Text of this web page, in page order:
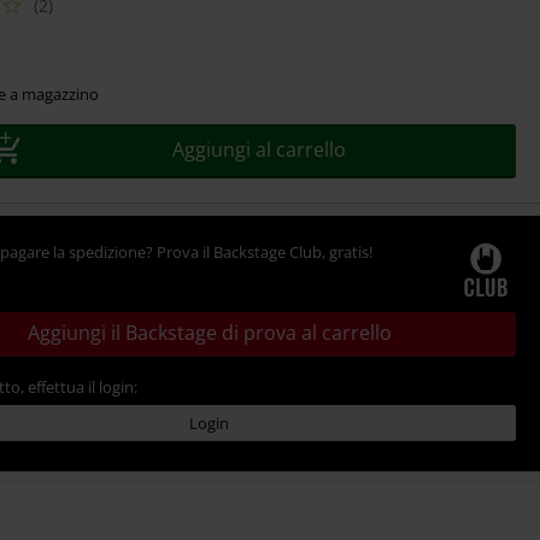
(2)
a magazzino
Aggiungi al carrello
la spedizione? Prova il Backstage Club, gratis!
Aggiungi il Backstage di prova al carrello
effettua il login:
Login